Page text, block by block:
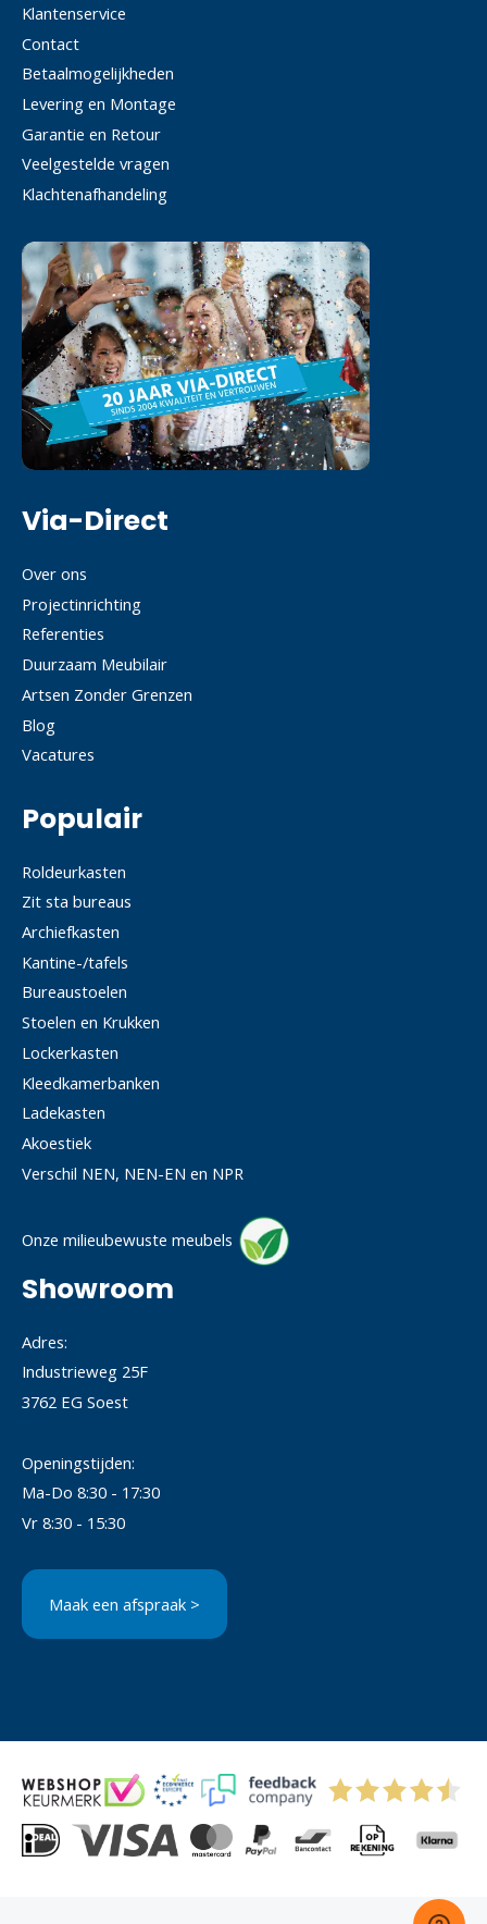
Klantenservice
Contact
Betaalmogelijkheden
Levering en Montage
Garantie en Retour
Veelgestelde vragen
Klachtenafhandeling
Via-Direct
Over ons
Projectinrichting
Referenties
Duurzaam Meubilair
Artsen Zonder Grenzen
Blog
Vacatures
Populair
Roldeurkasten
Zit sta bureaus
Archiefkasten
Kantine-/tafels
Bureaustoelen
Stoelen en Krukken
Lockerkasten
Kleedkamerbanken
Ladekasten
Akoestiek
Verschil NEN, NEN-EN en NPR
Onze milieubewuste meubels
Showroom
Adres:
Industrieweg 25F
3762 EG Soest
Openingstijden:
Ma-Do 8:30 - 17:30
Vr 8:30 - 15:30
Maak een afspraak >